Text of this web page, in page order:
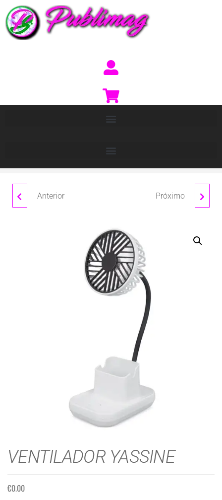
ABRIDOR IMANTADO
Anterior LLAVERO OSITO
Próximo
VENTILADOR YASSINE
€0.00